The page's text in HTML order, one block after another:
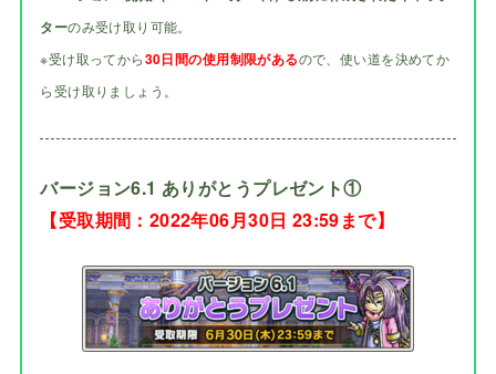
ターのみ受け取り可能。
※受け取ってから30日間の使用制限があるので、使い道を決めてか
ら受け取りましょう。
バージョン6.1 ありがとうプレゼント①
【受取期間：2022年06月30日 23:59まで】